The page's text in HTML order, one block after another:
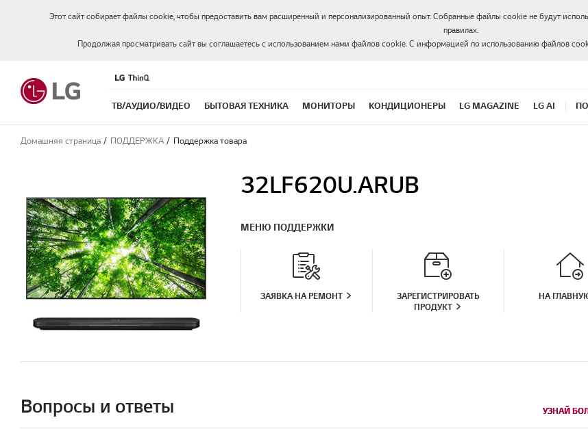
Этот сайт собирает файлы cookie, чтобы предоставить вам расширенный и персонализированный опыт. Собранные файлы cookie не будут
правилах.
Продолжая просматривать сайт вы соглашаетесь с использованием нами файлов cookie. С информацией по использованию файлов
ТВ/АУДИО/ВИДЕО БЫТОВАЯ ТЕХНИКА МОНИТОРЫ КОНДИЦИОНЕРЫ LG MAGAZINE LG AI
Домашняя страница ПОДДЕРЖКА Поддержка товара
32LF620U.ARUB
МЕНЮ ПОДДЕРЖКИ
ЗАЯВКА НА РЕМОНТ
ЗАРЕГИСТРИРОВАТЬ
ПРОДУКТ
НА
Вопросы и ответы УЗНАЙ
УЗНАЙ